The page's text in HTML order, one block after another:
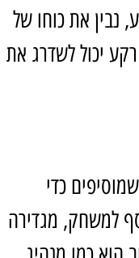
נבין את כוחו של
יכול לשדרג את
כדי
למשחק, מגדירה